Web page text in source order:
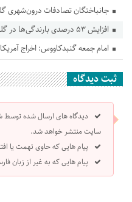
جانباختگان تصادفات درون‌شهری گلستان ۱۷ درصد
افزایش ۵۳ درصدی بارندگی‌ها در گلستان
امام جمعه گنبدکاووس: اخراج
ثبت دیدگاه
دیدگاه های ارسال شده توسط
سایت منتشر خواهد شد.
پیام هایی که حاوی تهمت یا
پیام هایی که به غیر از زبان